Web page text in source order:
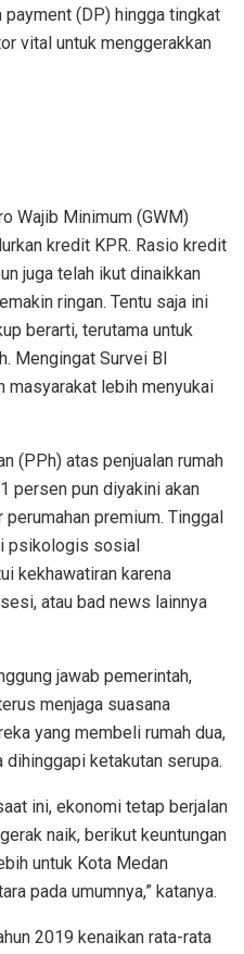
payment (DP) hingga tingkat
vital untuk menggerakkan
Wajib Minimum (GWM)
kredit KPR. Rasio kredit
juga telah ikut dinaikkan
ringan. Tentu saja ini
berarti, terutama untuk
Mengingat Survei Bl
masyarakat lebih menyukai
(PPh) atas penjualan rumah
persen pun diyakini akan
premium. Tinggal
psikologis sosial
kekhawatiran karena
atau bad news lainnya
jawab pemerintah,
menjaga suasana
yang membeli rumah dua,
dihinggapi ketakutan serupa.
ini, ekonomi tetap berjalan
naik, berikut keuntungan
untuk Kota Medan
pada umumnya,” katanya.
2019 kenaikan rata-rata